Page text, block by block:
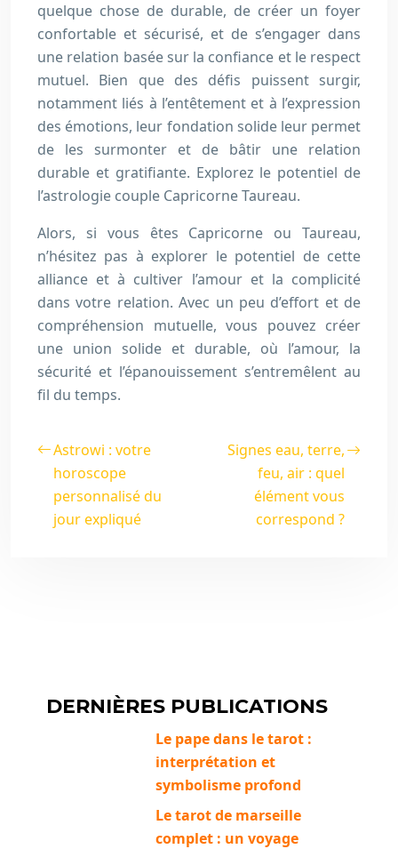
quelque chose de durable, de créer un foyer
confortable et sécurisé, et de s’engager dans
une relation basée sur la confiance et le respect
mutuel. Bien que des défis puissent surgir,
notamment liés à l’entêtement et à l’expression
des émotions, leur fondation solide leur permet
de les surmonter et de bâtir une relation
durable et gratifiante. Explorez le potentiel de
l’astrologie couple Capricorne Taureau.
Alors, si vous êtes Capricorne ou Taureau,
n’hésitez pas à explorer le potentiel de cette
alliance et à cultiver l’amour et la complicité
dans votre relation. Avec un peu d’effort et de
compréhension mutuelle, vous pouvez créer
une union solide et durable, où l’amour, la
sécurité et l’épanouissement s’entremêlent au
fil du temps.
Astrowi : votre
horoscope
personnalisé du
jour expliqué
Signes eau, terre,
feu, air : quel
élément vous
correspond ?
DERNIÈRES PUBLICATIONS
Le pape dans le tarot :
interprétation et
symbolisme profond
Le tarot de marseille
complet : un voyage